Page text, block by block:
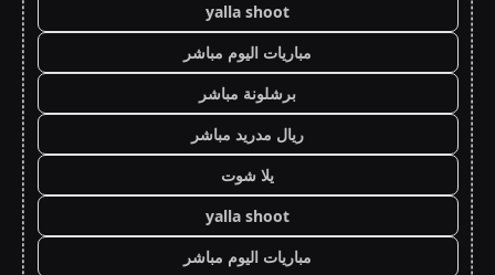
yalla shoot
مباريات اليوم مباشر
برشلونة مباشر
ريال مدريد مباشر
يلا شوت
yalla shoot
مباريات اليوم مباشر